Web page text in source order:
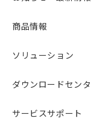
商品情報
ソリューション
ダウンロードセンタ
サービスサポート